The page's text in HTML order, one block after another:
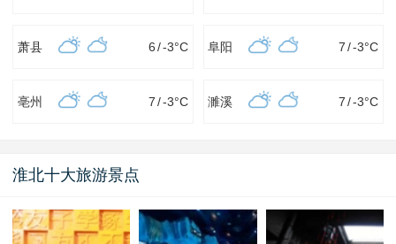
萧县 6/-3°C 阜阳 7 /-3°C
亳州 7/-3°C 濉溪 7 /-3°C
淮北十大旅游景点